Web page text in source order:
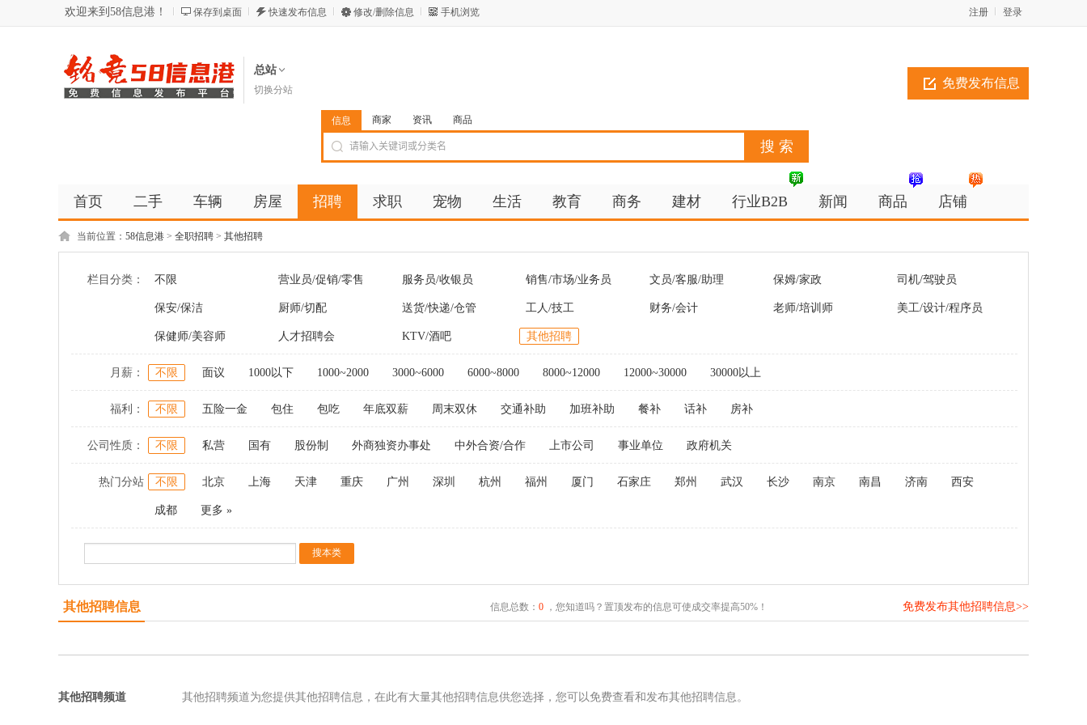
欢迎来到58信息港！ 保存到桌面 快速发布信息 修改/删除信息 手机浏览 登录
注册
总站
切换分站 免费发布信息
信息 商家 资讯 商品
首页 二手 车辆 房屋 招聘 求职 宠物 生活 教育 商务 建材 行业B2B 新闻 商品 店铺
当前位置： 58信息港 > 全职招聘 > 其他招聘
栏目分类： 不限 营业员/促销/零售 服务员/收银员 销售/市场/业务员 文员/客服/助理 保姆/家政 司机/驾驶员
保安/保洁 厨师/切配 送货/快递/仓管 工人/技工 财务/会计 老师/培训师 美工/设计/程序员
保健师/美容师 人才招聘会 KTV/酒吧 其他招聘
月薪： 不限 面议 1000以下 1000~2000 3000~6000 6000~8000 8000~12000 12000~30000 30000以上
福利： 不限 五险一金 包住 包吃 年底双薪 周末双休 交通补助 加班补助 餐补 话补 房补
公司性质： 不限 私营 国有 股份制 外商独资办事处 中外合资/合作 上市公司 事业单位 政府机关
热门分站 不限 北京 上海 天津 重庆 广州 深圳 杭州 福州 厦门 石家庄 郑州 武汉 长沙 南京 南昌 济南 西安
成都 更多 »
其他招聘信息 信息总数： 0，您知道吗？置顶发布的信息可使成交率提高50%！ 免费发布其他招聘信息>>
其他招聘频道 其他招聘频道为您提供其他招聘信息，在此有大量其他招聘信息供您选择，您可以免费查看和发布其他招聘信息。